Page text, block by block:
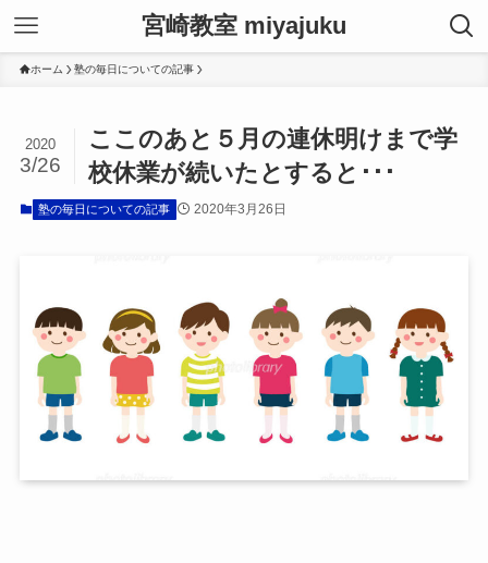
宮崎教室 miyajuku
ホーム 塾の毎日についての記事
ここのあと５月の連休明けまで学
校休業が続いたとすると･･･
2020
3/26
塾の毎日についての記事 2020年3月26日